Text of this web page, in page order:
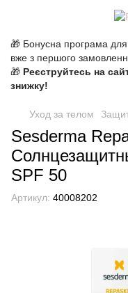
🎁 Бонусна програма для
вже з першого
🎁 Реєструйтесь на
знижку!
Уход за телом
Sesderma
SPF 50
Артикул: 40008202